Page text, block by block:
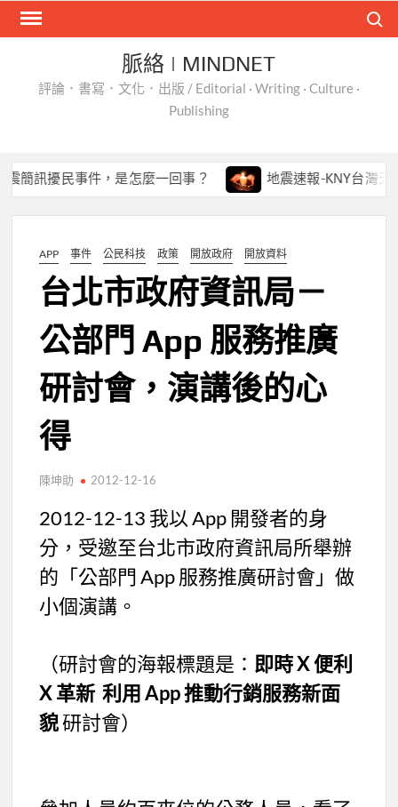
Skip
脈絡 | MINDNET
評論．書寫．文化．出版 / Editorial · Writing · Culture ·
Publishing
擾民事件，是怎麼一回事？ 地震速報-KNY台灣天氣
APP 事件 公民科技 政策 開放政府 開放資料
台北市政府資訊局－
公部門 App 服務推廣
研討會，演講後的心
得
陳坤助 2012-12-16
2012-12-13 我以 App 開發者的身
分，受邀至台北市政府資訊局所舉辦
的「公部門 App 服務推廣研討會」做
小個演講。
（研討會的海報標題是： 即時 X 便利
X 革新 利用 App 推動行銷服務新面
貌研討會）